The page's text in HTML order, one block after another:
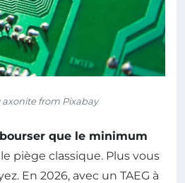
from Pixabay
que le minimum
piège classique. Plus vous
En 2026, avec un TAEG à